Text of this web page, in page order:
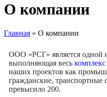
О компании
Главная » О компании
ООО «РСГ» является одной
выполняющая весь комплекс
наших проектов как
гражданские, транспортные
превысило 200.